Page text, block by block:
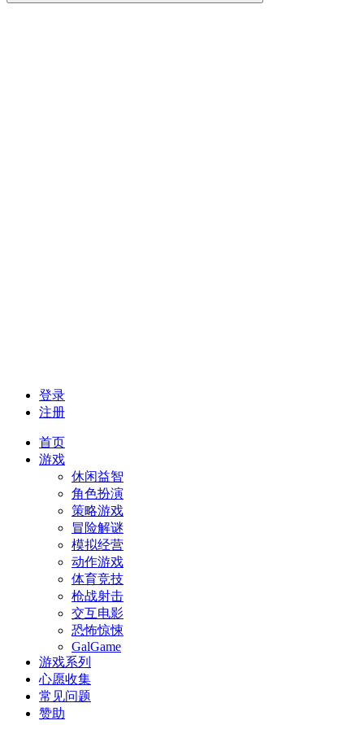
登录
注册
首页
游戏
休闲益智
角色扮演
策略游戏
冒险解谜
模拟经营
动作游戏
体育竞技
枪战射击
交互电影
恐怖惊悚
GalGame
游戏系列
心愿收集
常见问题
赞助